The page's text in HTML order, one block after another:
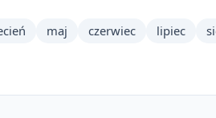
maj czerwiec lipiec